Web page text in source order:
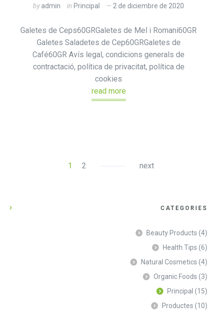
byadmin in Principal 2 de diciembre de 2020
Galetes de Ceps60GRGaletes de Mel i Romaní60GR
Galetes Saladetes de Cep60GRGaletes de
Café60GR Avís legal, condicions generals de
contractació, política de privacitat, política de
cookies
read more
1 2 next
CATEGORIES
Beauty Products (4)
Health Tips (6)
Natural Cosmetics (4)
Organic Foods (3)
Principal (15)
Productes (10)